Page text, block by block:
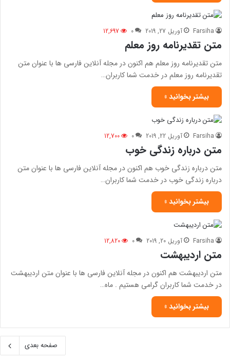
Farsiha آوریل 27, 2019 0
12,697
متن تقدیرنامه روز معلم
متن تقدیرنامه روز معلم هم اکنون در مجله آنلاین فارسی ها با عنوان متن
تقدیرنامه روز معلم در خدمت شما کاربران…
بیشتر بخوانید »
Farsiha آوریل 22, 2019 0
12,700
متن درباره زندگی خوب
متن درباره زندگی خوب هم اکنون در مجله آنلاین فارسی ها با عنوان متن
درباره زندگی خوب در خدمت شما کاربران…
بیشتر بخوانید »
Farsiha آوریل 20, 2019 0
12,820
متن اردیبهشت
متن اردیبهشت هم اکنون در مجله آنلاین فارسی ها با عنوان متن اردیبهشت
در خدمت شما کاربران گرامی هستیم . ماه…
بیشتر بخوانید »
صفحه بعدی